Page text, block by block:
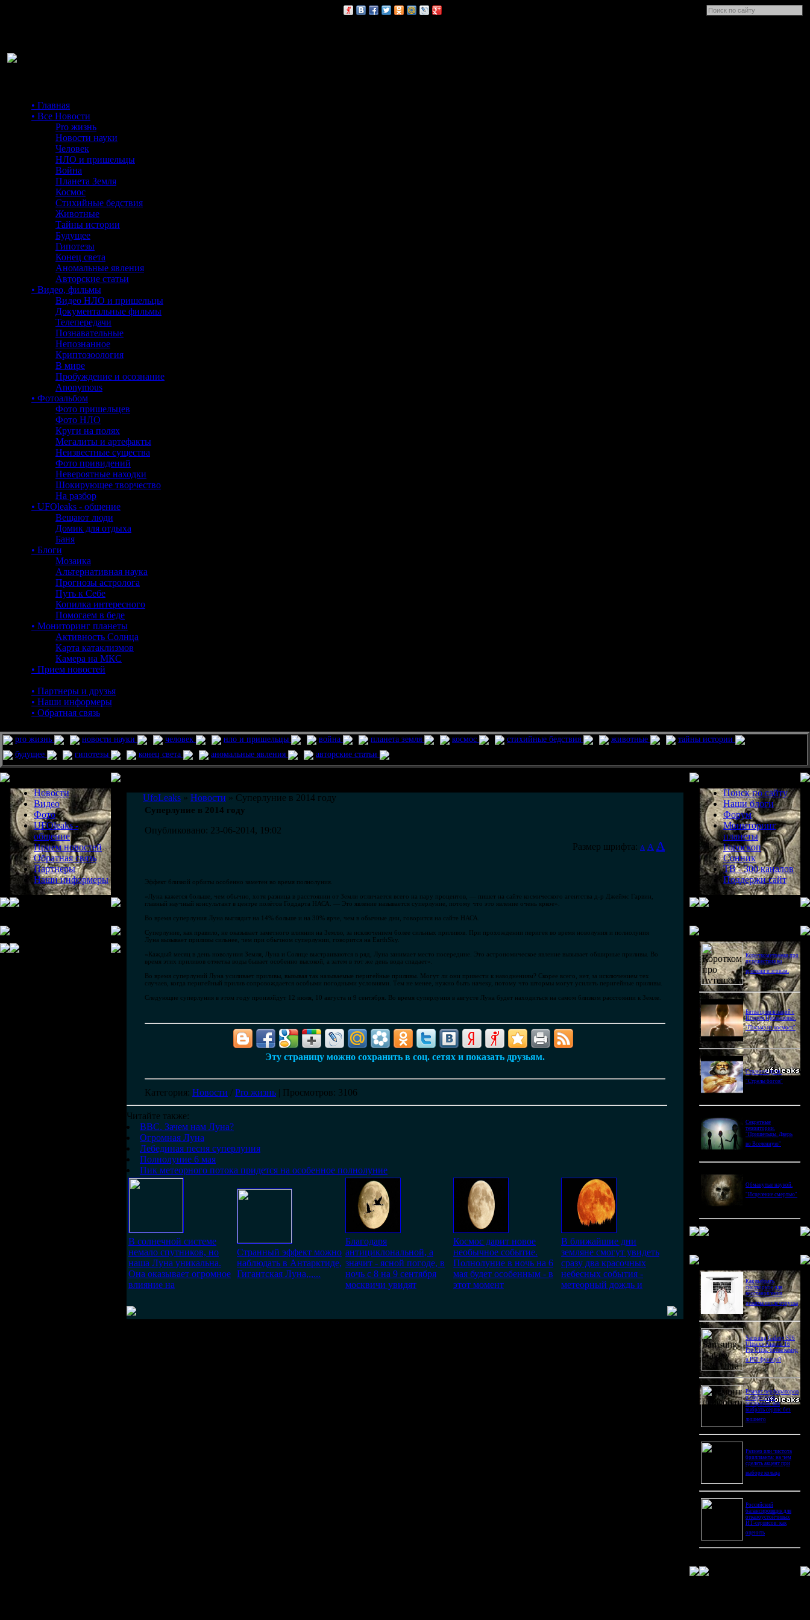
• Главная
• Все Новости
Pro жизнь
Новости науки
Человек
НЛО и пришельцы
Война
Планета Земля
Космос
Стихийные бедствия
Животные
Тайны истории
Будущее
Гипотезы
Конец света
Аномальные явления
Авторские статьи
• Видео, фильмы
Видео НЛО и пришельцы
Документальные фильмы
Телепередачи
Познавательные
Непознанное
Криптозоология
В мире
Пробуждение и осознание
Anonymous
• Фотоальбом
Фото пришельцев
Фото НЛО
Круги на полях
Мегалиты и артефакты
Неизвестные существа
Фото привидений
Невероятные находки
Шокирующее творчество
На разбор
• UFOleaks - общение
Вещают люди
Домик для отдыха
Баня
• Блоги
Мозаика
Альтернативная наука
Прогнозы астролога
Путь к Себе
Копилка интересного
Помогаем в беде
• Мониторинг планеты
Активность Солнца
Карта катаклизмов
Камера на МКС
• Прием новостей
• Партнеры и друзья
• Наши информеры
• Обратная связь
pro жизнь новости науки человек нло и пришельцы война планета земля космос стихийные бедствия животные
тайны истории
будущее
гипотезы конец света аномальные явления авторские статьи
Новости
Видео
Фото
UFOleaks -
общение
Прием новостей
Обратная связь
Партнеры
Наши информеры
UfoLeaks » Новости » Суперлуние в 2014 году
Суперлуние в 2014 году
Опубликовано: 23-06-2014, 19:02
Размер шрифта: A A A
Эффект близкой орбиты особенно заметен во время полнолуния.
«Луна кажется больше, чем обычно, хотя разница в расстоянии от Земли отличается всего на пару процентов, — пишет на сайте космического агентства д-р Джеймс Гарвин,
главный научный консультант в центре полётов Годдарта НАСА. — Это явление называется суперлуние, потому что это явление очень яркое».
Во время суперлуния Луна выглядит на 14% больше и на 30% ярче, чем в обычные дни, говорится на сайте НАСА.
Суперлуние, как правило, не оказывает заметного влияния на Землю, за исключением более сильных приливов. При прохождении перигея во время новолуния и полнолуния
Луна вызывает приливы сильнее, чем при обычном суперлунии, говорится на EarthSky.
«Каждый месяц в день новолуния Земля, Луна и Солнце выстраиваются в ряд, Луна занимает место посередине. Это астрономическое явление вызывает обширные приливы. Во
время этих приливов отметка воды бывает особенно высокой, а затем в тот же день вода спадает».
Во время суперлуний Луна усиливает приливы, вызывая так называемые перигейные приливы. Могут ли они привести к наводнениям? Скорее всего, нет, за исключением тех
случаев, когда перигейный прилив сопровождается особыми погодными условиями. Тем не менее, нужно быть начеку, потому что штормы могут усилить перигейные приливы.
Следующие суперлуния в этом году произойдут 12 июля, 10 августа и 9 сентября. Во время суперлуния в августе Луна будет находиться на самом близком расстоянии к Земле.
Эту страницу можно сохранить в соц. сетях и показать друзьям.
Категория: Новости / Pro жизнь | Просмотров: 3106
Читайте также:
BBC. Зачем нам Луна?
Огромная Луна
Лебединая песня суперлуния
Полнолуние 6 мая
Пик метеорного потока придется на особенное полнолуние
В солнечной системе
немало спутников, но
наша Луна уникальна.
Она оказывает огромное
влияние на
Странный эффект можно
наблюдать в Антарктиде,
Гигантская Луна,,,...
Благодаря
антициклональной, а
значит - ясной погоде, в
ночь с 8 на 9 сентября
москвичи увидят
Космос дарит новое
необычное событие.
Полнолуние в ночь на 6
мая будет особенным - в
этот момент
В ближайшие дни
земляне смогут увидеть
сразу два красочных
небесных события -
метеорный дождь и
Поиск по сайту
Наши блоги
Форум
Мониторинг
планеты
Гороскоп
Сонник
ТВ - 300 каналов
Поддержи сайт
Короткометражка про
путешествия во
времени и эгоизм.
Битва цивилизаций с
Игорем Прокопенко.
"Письма из космоса"
Странное дело.
"Стрелы богов"
Секретные
территории.
"Пришельцы. Дверь
во Вселенную"
Обманутые наукой.
"Исцеление смертью"
Как выбрать
снотворное для
восстановления
режима после отпуска
Samsung Galaxy S26
Ultra vs Xiaomi 16
Pro Ultra: битва камер
и ИИ-функций
Ремонт перфораторов
и сварочных
аппаратов: как
выбрать сервис без
лишнего
Размер или чистота
бриллианта: на чем
сделать акцент при
выборе кольца
Российский
балансировщик для
отказоустойчивых
ИТ-сервисов: как
оценить